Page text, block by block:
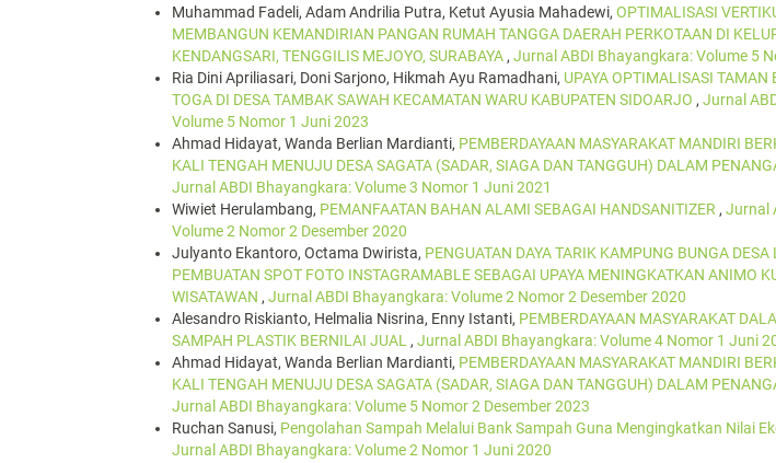
Muhammad Fadeli, Adam Andrilia Putra, Ketut Ayusia Mahadewi, OPTIMALISASI
MEMBANGUN KEMANDIRIAN PANGAN RUMAH TANGGA DAERAH PERKOTAAN DI
KENDANGSARI, TENGGILIS MEJOYO, SURABAYA , Jurnal ABDI Bhayangkara: Volume 5
Ria Dini Apriliasari, Doni Sarjono, Hikmah Ayu Ramadhani, UPAYA OPTIMALISASI TAMAN
TOGA DI DESA TAMBAK SAWAH KECAMATAN WARU KABUPATEN SIDOARJO , Jurnal
Volume 5 Nomor 1 Juni 2023
Ahmad Hidayat, Wanda Berlian Mardianti, PEMBERDAYAAN MASYARAKAT MANDIRI
KALI TENGAH MENUJU DESA SAGATA (SADAR, SIAGA DAN TANGGUH) DALAM
Jurnal ABDI Bhayangkara: Volume 3 Nomor 1 Juni 2021
Wiwiet Herulambang, PEMANFAATAN BAHAN ALAMI SEBAGAI HANDSANITIZER , Jurnal
Volume 2 Nomor 2 Desember 2020
Julyanto Ekantoro, Octama Dwirista, PENGUATAN DAYA TARIK KAMPUNG BUNGA DESA
PEMBUATAN SPOT FOTO INSTAGRAMABLE SEBAGAI UPAYA MENINGKATKAN ANIMO
WISATAWAN , Jurnal ABDI Bhayangkara: Volume 2 Nomor 2 Desember 2020
Alesandro Riskianto, Helmalia Nisrina, Enny Istanti, PEMBERDAYAAN MASYARAKAT
SAMPAH PLASTIK BERNILAI JUAL , Jurnal ABDI Bhayangkara: Volume 4 Nomor 1 Juni
Ahmad Hidayat, Wanda Berlian Mardianti, PEMBERDAYAAN MASYARAKAT MANDIRI
KALI TENGAH MENUJU DESA SAGATA (SADAR, SIAGA DAN TANGGUH) DALAM
Jurnal ABDI Bhayangkara: Volume 5 Nomor 2 Desember 2023
Ruchan Sanusi, Pengolahan Sampah Melalui Bank Sampah Guna Mengingkatkan Nilai
Jurnal ABDI Bhayangkara: Volume 2 Nomor 1 Juni 2020